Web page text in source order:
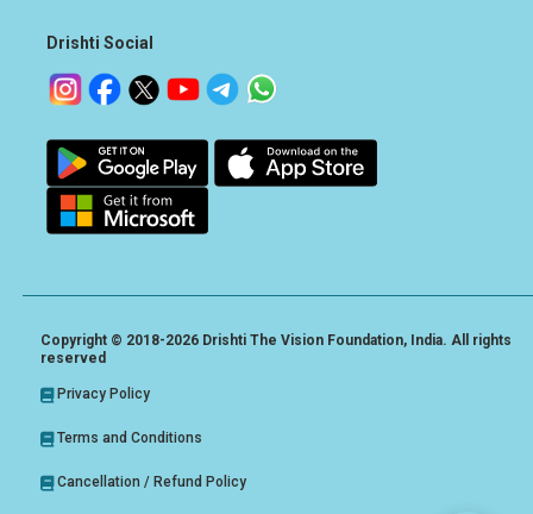
Drishti Social
Copyright © 2018-2026 Drishti The Vision Foundation, India. All rights
reserved
Privacy Policy
Terms and Conditions
Cancellation / Refund Policy